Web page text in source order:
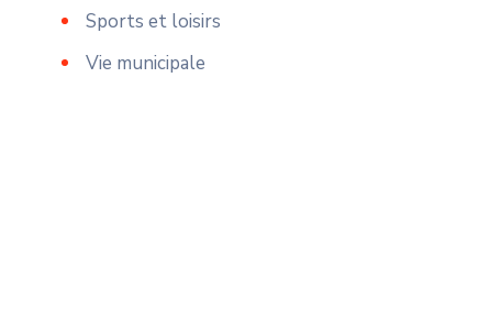
Sports et loisirs
Vie municipale